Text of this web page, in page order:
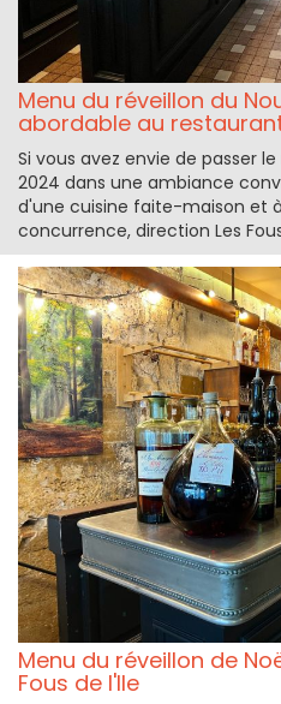
Menu du réveillon du
abordable au restaurant
Si vous avez envie de passer
2024 dans une ambiance
d'une cuisine faite-maison et
concurrence, direction Les
Menu du réveillon de
Fous de l'Ile